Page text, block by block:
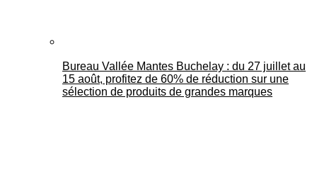
Bureau Vallée Mantes Buchelay : du 27 juillet au
15 août, profitez de 60% de réduction sur une
sélection de produits de grandes marques